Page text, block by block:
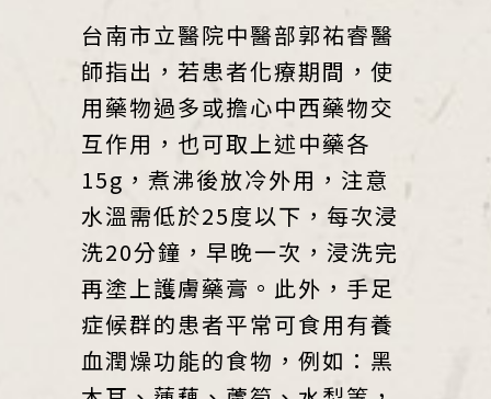
台南市立醫院中醫部郭祐睿醫
師指出，若患者化療期間，使
用藥物過多或擔心中西藥物交
互作用，也可取上述中藥各
15g，煮沸後放冷外用，注意
水溫需低於25度以下，每次浸
洗20分鐘，早晚一次，浸洗完
再塗上護膚藥膏。此外，手足
症候群的患者平常可食用有養
血潤燥功能的食物，例如：黑